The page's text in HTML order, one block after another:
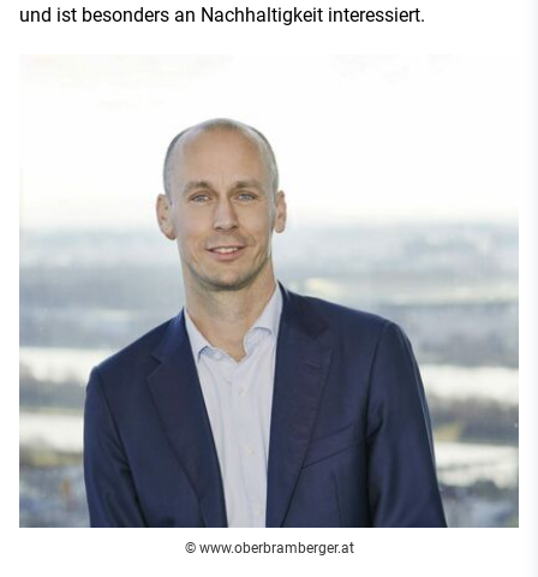
und ist besonders an Nachhaltigkeit interessiert.
© www.oberbramberger.at